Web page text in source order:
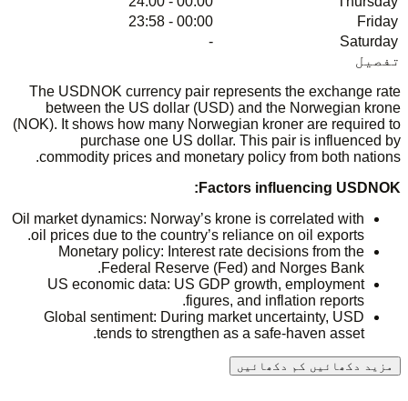
Friday
00:00 - 23:58
Saturday
-
تفصیل
The USDNOK currency pair represents the exchange rate
between the US dollar (USD) and the Norwegian krone
(NOK). It shows how many Norwegian kroner are required to
purchase one US dollar. This pair is influenced by
commodity prices and monetary policy from both nations.
Factors influencing USDNOK:
Oil market dynamics: Norway’s krone is correlated with
oil prices due to the country’s reliance on oil exports.
Monetary policy: Interest rate decisions from the
Federal Reserve (Fed) and Norges Bank.
US economic data: US GDP growth, employment
figures, and inflation reports.
Global sentiment: During market uncertainty, USD
tends to strengthen as a safe-haven asset.
مزید دکھائیں کم دکھائیں